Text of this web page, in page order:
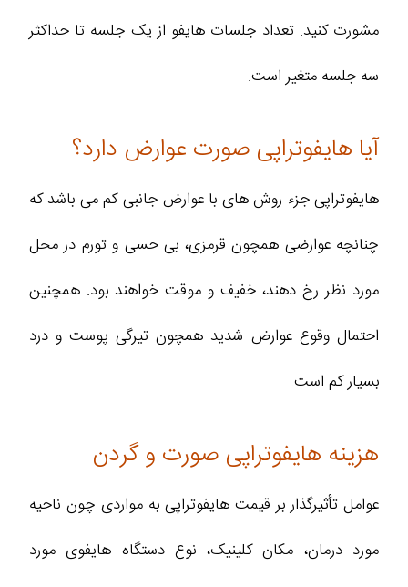
مشورت کنید. تعداد جلسات هایفو از یک جلسه تا حداکثر
سه جلسه متغیر است.
آیا هایفوتراپی صورت عوارض دارد؟
هایفوتراپی جزء روش های با عوارض جانبی کم می باشد که
چنانچه عوارضی همچون قرمزی، بی حسی و تورم در محل
مورد نظر رخ دهند، خفیف و موقت خواهند بود. همچنین
احتمال وقوع عوارض شدید همچون تیرگی پوست و درد
بسیار کم است.
هزینه هایفوتراپی صورت و گردن
عوامل تأثیرگذار بر قیمت هایفوتراپی به مواردی چون ناحیه
مورد درمان، مکان کلینیک، نوع دستگاه هایفوی مورد